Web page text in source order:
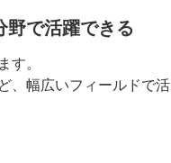
で活躍できる
す。
、幅広いフィールドで活